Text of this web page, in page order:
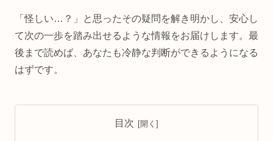
「怪しい…？」と思ったその疑問を解き明かし、安心し
て次の一歩を踏み出せるような情報をお届けします。最
後まで読めば、あなたも冷静な判断ができるようになる
はずです。
目次